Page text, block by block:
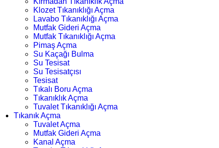
Klozet Tıkanıklığı Açma
Lavabo Tıkanıklığı Açma
Mutfak Gideri Açma
Mutfak Tıkanıklığı Açma
Pimaş Açma
Su Kaçağı Bulma
Su Tesisat
Su Tesisatçısı
Tesisat
Tıkalı Boru Açma
Tıkanıklık Açma
Tuvalet Tıkanıklığı Açma
Tıkanık Açma
Tuvalet Açma
Mutfak Gideri Açma
Kanal Açma